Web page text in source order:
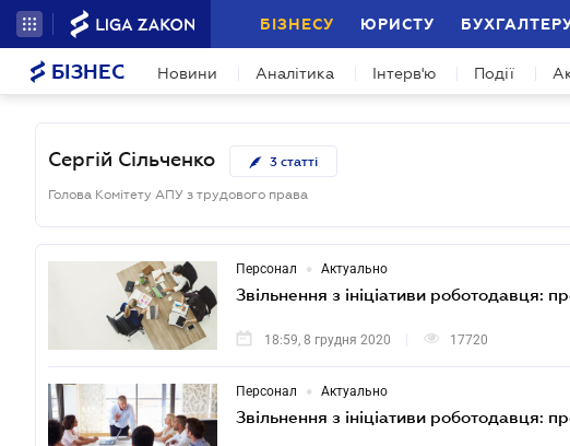
БІЗНЕСУ ЮРИСТУ
БІЗНЕС Новини Аналітика Інтерв'ю Події
Сергій Сільченко 3 статті
Голова Комітету АПУ з трудового права
Персонал • Актуально
Звільнення з ініціативи роботодавця:
18:59, 8 грудня 2020 17720
Персонал • Актуально
Звільнення з ініціативи роботодавця: